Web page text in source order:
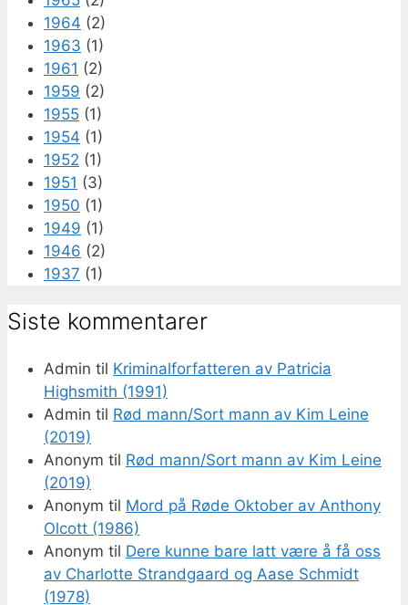
1964 (2)
1963 (1)
1961 (2)
1959 (2)
1955 (1)
1954 (1)
1952 (1)
1951 (3)
1950 (1)
1949 (1)
1946 (2)
1937 (1)
Siste kommentarer
Admin til Kriminalforfatteren av Patricia
Highsmith (1991)
Admin til Rød mann/Sort mann av Kim Leine
(2019)
Anonym til Rød mann/Sort mann av Kim Leine
(2019)
Anonym til Mord på Røde Oktober av Anthony
Olcott (1986)
Anonym til Dere kunne bare latt være å få oss
av Charlotte Strandgaard og Aase Schmidt
(1978)